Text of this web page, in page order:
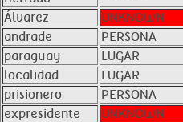
Álvarez
UNKNOWN
andrade
PERSONA
paraguay
LUGAR
localidad
LUGAR
prisionero
PERSONA
expresidente
UNKNOWN